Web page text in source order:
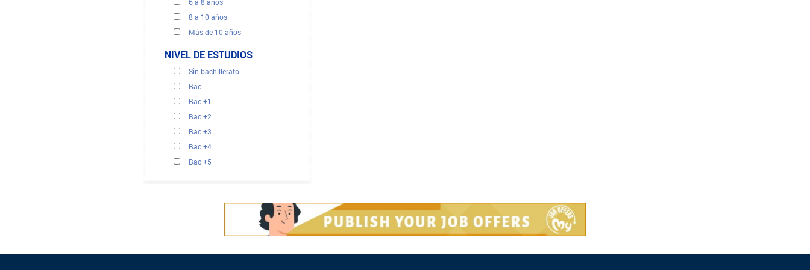
8 a 10 años
Más de 10 años
NIVEL DE ESTUDIOS
Sin bachillerato
Bac
Bac +1
Bac +2
Bac +3
Bac +4
Bac +5